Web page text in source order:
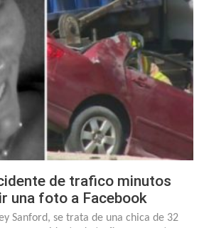
de trafico minutos
una foto a Facebook
Sanford, se trata de una chica de 32